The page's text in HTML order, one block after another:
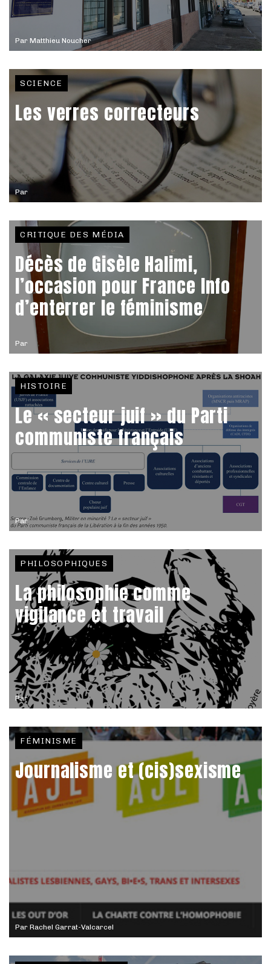
Par Matthieu Noucher
Par
SCIENCE
Les verres correcteurs
Par
CRITIQUE DES MÉDIA
Décès de Gisèle Halimi,
l’occasion pour France Info
d’enterrer le féminisme
Par
HISTOIRE
Le « secteur juif » du Parti
communiste français
Par
PHILOSOPHIQUES
La philosophie comme
vigilance et travail
Par Rachel Garrat-Valcarcel
FÉMINISME
Journalisme et (cis)sexisme